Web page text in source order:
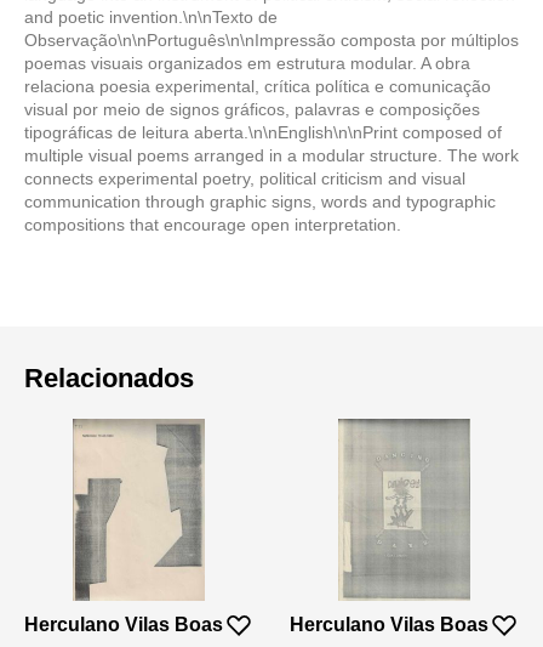
and poetic invention.\n\nTexto de
Observação\n\nPortuguês\n\nImpressão composta por múltiplos
poemas visuais organizados em estrutura modular. A obra
relaciona poesia experimental, crítica política e comunicação
visual por meio de signos gráficos, palavras e composições
tipográficas de leitura aberta.\n\nEnglish\n\nPrint composed of
multiple visual poems arranged in a modular structure. The work
connects experimental poetry, political criticism and visual
communication through graphic signs, words and typographic
compositions that encourage open interpretation.
Relacionados
Herculano Vilas Boas Herculano Vilas Boas